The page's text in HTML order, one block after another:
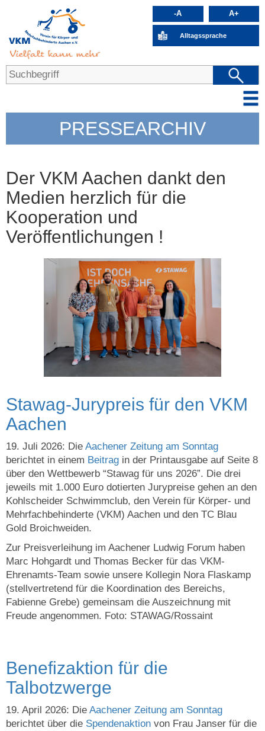
-A A+
Alltagssprache
PRESSEARCHIV
Der VKM Aachen dankt den
Medien herzlich für die
Kooperation und
Veröffentlichungen !
Stawag-Jurypreis für den VKM
Aachen
19. Juli 2026: Die Aachener Zeitung am Sonntag
berichtet in einem Beitrag in der Printausgabe auf Seite 8
über den Wettbewerb “Stawag für uns 2026”. Die drei
jeweils mit 1.000 Euro dotierten Jurypreise gehen an den
Kohlscheider Schwimmclub, den Verein für Körper- und
Mehrfachbehinderte (VKM) Aachen und den TC Blau
Gold Broichweiden.
Zur Preisverleihung im Aachener Ludwig Forum haben
Marc Hohgardt und Thomas Becker für das VKM-
Ehrenamts-Team sowie unsere Kollegin Nora Flaskamp
(stellvertretend für die Koordination des Bereichs,
Fabienne Grebe) gemeinsam die Auszeichnung mit
Freude angenommen. Foto: STAWAG/Rossaint
Benefizaktion für die
Talbotzwerge
19. April 2026: Die Aachener Zeitung am Sonntag
berichtet über die Spendenaktion von Frau Janser für die